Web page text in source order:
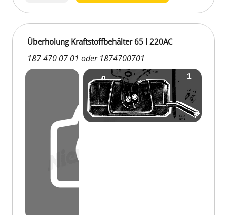
Überholung Kraftstoffbehälter 65 l 220AC
187 470 07 01 oder 1874700701